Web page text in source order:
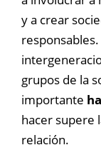
y a crear
grupos de la
importante
hacer supere
relación.